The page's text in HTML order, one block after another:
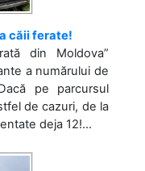
căii ferate!
din Moldova”
a numărului de
pe parcursul
de cazuri, de la
deja 12!...